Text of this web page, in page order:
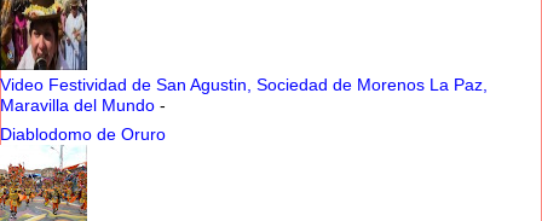
Video Festividad de San Agustin, Sociedad de Morenos La Paz,
Maravilla del Mundo -
Diablodomo de Oruro